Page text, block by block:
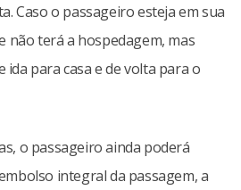
Caso o passageiro esteja em sua
não terá a hospedagem, mas
para casa e de volta para o
o passageiro ainda poderá
integral da passagem, a